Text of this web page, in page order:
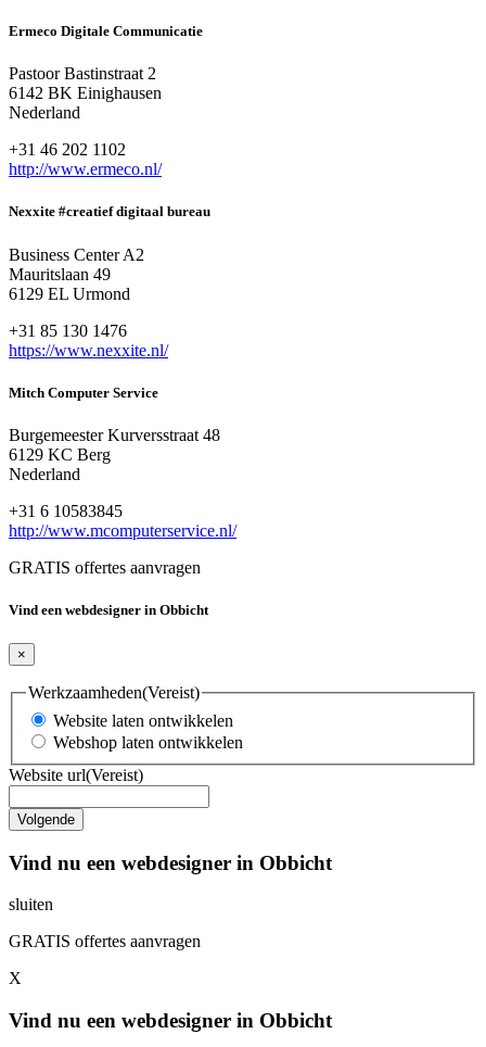
Ermeco Digitale Communicatie
Pastoor Bastinstraat 2
6142 BK Einighausen
Nederland
+31 46 202 1102
http://www.ermeco.nl/
Nexxite #creatief digitaal bureau
Business Center A2
Mauritslaan 49
6129 EL Urmond
+31 85 130 1476
https://www.nexxite.nl/
Mitch Computer Service
Burgemeester Kurversstraat 48
6129 KC Berg
Nederland
+31 6 10583845
http://www.mcomputerservice.nl/
GRATIS offertes aanvragen
Vind een webdesigner in Obbicht
×
Werkzaamheden(Vereist)
Website laten ontwikkelen
Webshop laten ontwikkelen
Website url(Vereist)
Vind nu een webdesigner in Obbicht
sluiten
GRATIS offertes aanvragen
X
Vind nu een webdesigner in Obbicht